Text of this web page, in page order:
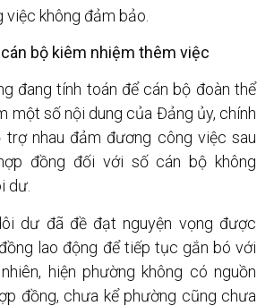
không đảm bảo.
bộ kiêm nhiệm thêm việc
đang tính toán để cán bộ đoàn thể
một số nội dung của Đảng ủy, chính
trợ nhau đảm đương công việc sau
đồng đối với số cán bộ không
dư.
dư đã đề đạt nguyện vọng được
lao động để tiếp tục gắn bó với
hiện phường không có nguồn
đồng, chưa kể phường cũng chưa